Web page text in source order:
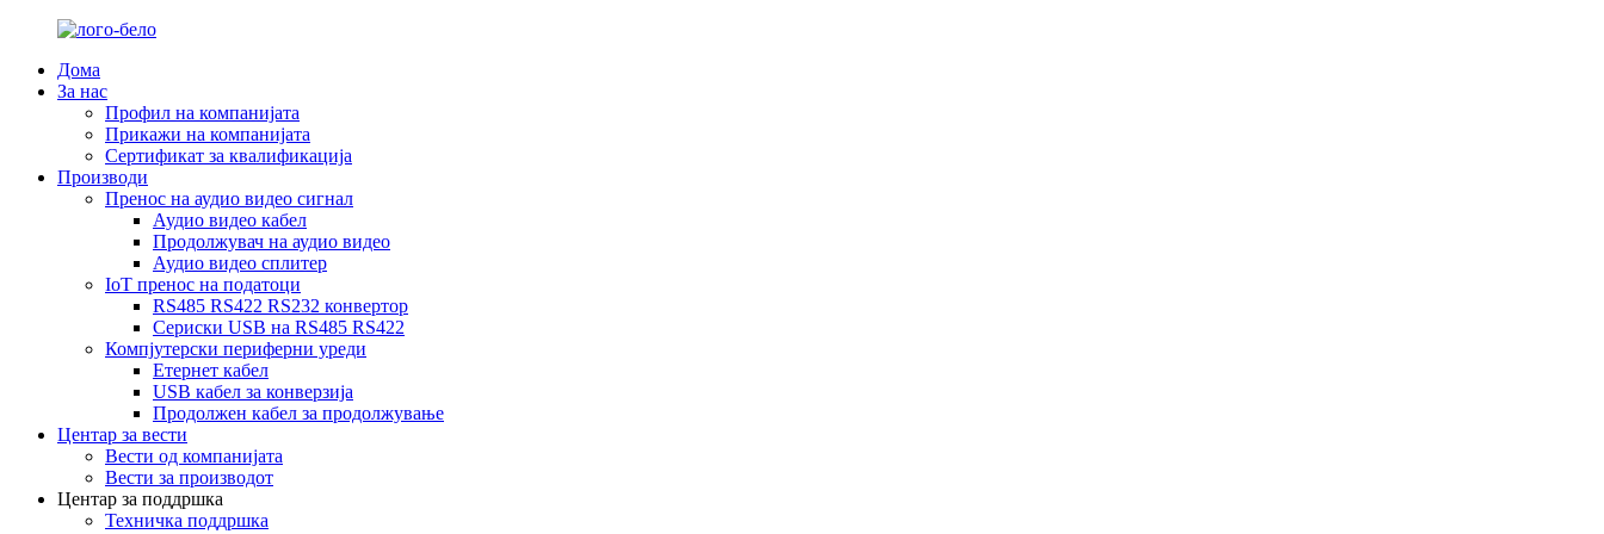
Дома
За нас
Профил на компанијата
Прикажи на компанијата
Сертификат за квалификација
Производи
Пренос на аудио видео сигнал
Аудио видео кабел
Продолжувач на аудио видео
Аудио видео сплитер
IoT пренос на податоци
RS485 RS422 RS232 конвертор
Сериски USB на RS485 RS422
Компјутерски периферни уреди
Етернет кабел
USB кабел за конверзија
Продолжен кабел за продолжување
Центар за вести
Вести од компанијата
Вести за производот
Центар за поддршка
Техничка поддршка